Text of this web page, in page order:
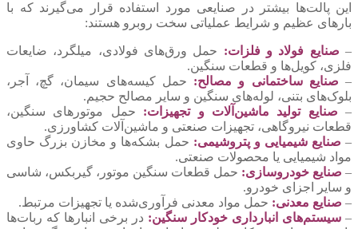
این پالت‌ها بیشتر در صنایعی مورد استفاده قرار می‌گیرند که با
بارهای عظیم و شرایط عملیاتی سخت روبرو هستند:
– صنایع فولاد و فلزات: حمل ورق‌های فولادی، میلگرد، ضایعات
فلزی، کویل‌ها و قطعات سنگین.
– صنایع ساختمانی و مصالح: حمل کیسه‌های سیمان، گچ، آجر،
بلوک‌های بتنی، لوله‌های سنگین و سایر مصالح حجیم.
– صنایع تولید ماشین‌آلات و تجهیزات: حمل موتورهای سنگین،
قطعات نیروگاهی، تجهیزات صنعتی و ماشین‌آلات کشاورزی.
–صنایع شیمیایی و پتروشیمی: حمل بشکه‌ها و مخازن بزرگ حاوی
مواد شیمیایی یا محصولات صنعتی.
– صنایع خودروسازی: حمل قطعات سنگین موتور، گیربکس، شاسی
و سایر اجزای خودرو.
– صنایع معدنی: حمل مواد معدنی فرآوری‌شده یا تجهیزات مرتبط.
– سیستم‌های انبارداری خودکار سنگین: در برخی انبارها که ربات‌ها